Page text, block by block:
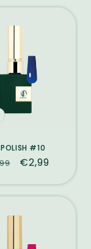
POLISH #10
Prix
€2,99